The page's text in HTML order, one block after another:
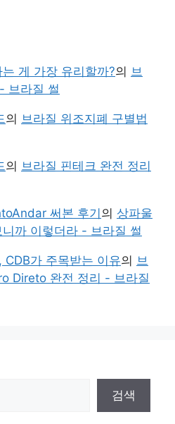
게 가장 유리할까?의 브
브라질 썰
의 브라질 위조지폐 구별법
의 브라질 핀테크 완전 정리
써본 후기의 상파울
까 이렇더라 - 브라질 썰
CDB가 주목받는 이유의 브
Direto 완전 정리 - 브라질
검색